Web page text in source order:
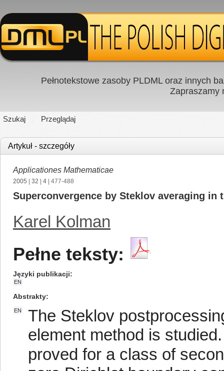
Pełnotekstowe zasoby PLDML oraz innych
Zapraszamy
Szukaj Przeglądaj
Artykuł - szczegóły
Applicationes Mathematicae
2005 32 4 | 477-488
Superconvergence by Steklov averaging in
Karel Kolman
Pełne teksty:
Języki publikacji
EN
Abstrakty
EN
The Steklov
element method is
proved for a class of